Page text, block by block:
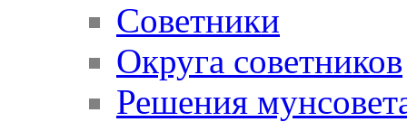
Советники
Округа советников
Решения